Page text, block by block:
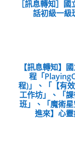
［訊息轉知］
話初級一級
【訊息轉知】
程「
程)」、「【有
工作坊」、「
班」、「魔術
進來】心